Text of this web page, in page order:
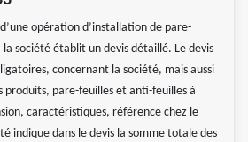
opération d’installation de pare-
la société établit un devis détaillé. Le devis
concernant la société, mais aussi
produits, pare-feuilles et anti-feuilles à
caractéristiques, référence chez le
indique dans le devis la somme totale des